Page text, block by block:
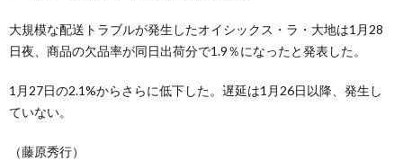
大規模な配送トラブルが発生したオイシックス・ラ・大地は1月28
日夜、商品の欠品率が同日出荷分で1.9％になったと発表した。
1月27日の2.1%からさらに低下した。遅延は1月26日以降、発生し
ていない。
（藤原秀行）